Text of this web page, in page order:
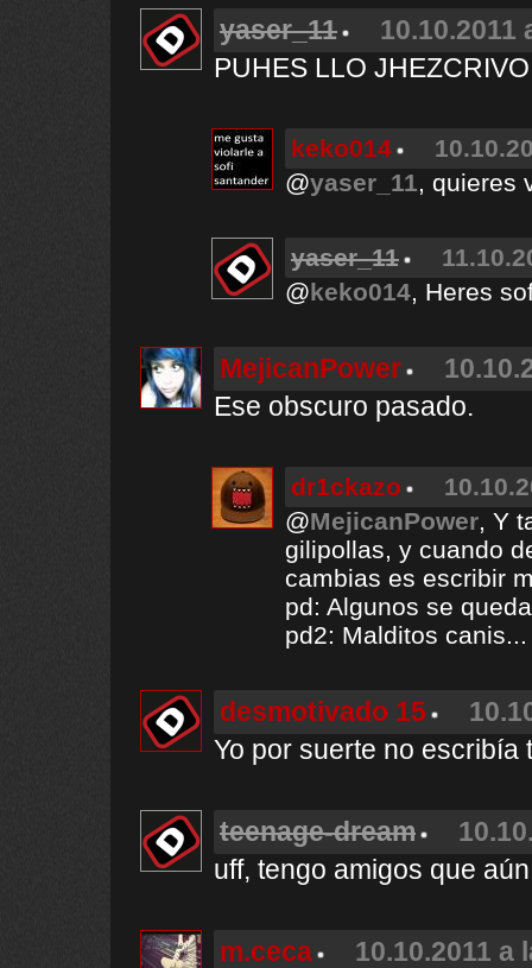
yaser_11
10.10.2011
PUHES LLO
keko014
@yaser_11, quieres
yaser_11
@keko014, Heres
MejicanPower
Ese obscuro pasado.
dr1ckazo
@MejicanPower, Y
gilipollas, y cuando
cambias es escribir
pd: Algunos se
pd2: Malditos canis...
desmotivado 15
Yo por suerte no escribía
teenage-dream
uff, tengo amigos que
m.ceca
10.10.2011 a